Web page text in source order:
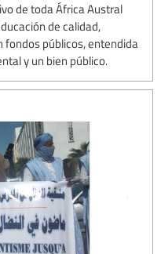
de toda África Austral
de calidad,
fondos públicos, entendida
y un bien público.